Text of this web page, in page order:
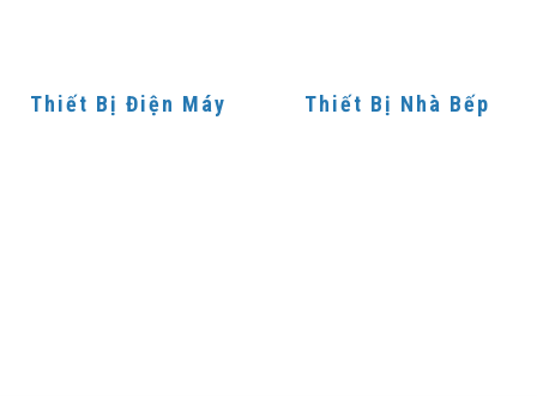
Thiết Bị Điện Máy Thiết Bị Nhà Bếp